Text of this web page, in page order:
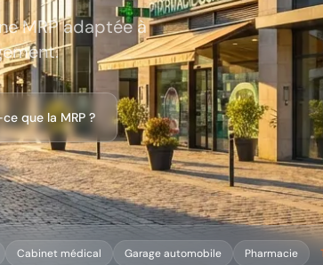
MRP adaptée à
que la MRP ?
Cabinet médical Garage automobile Pharmacie